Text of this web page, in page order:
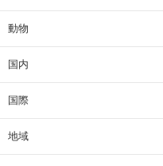
動物
国内
国際
地域